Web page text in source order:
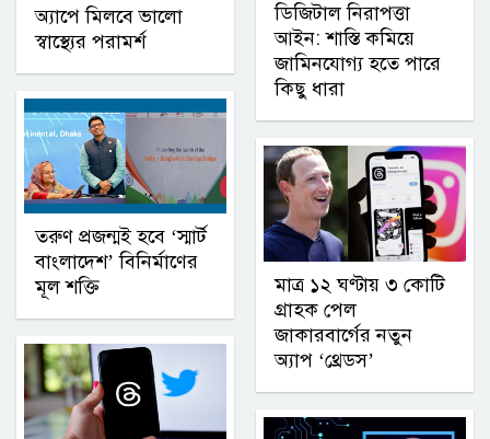
অ্যাপে মিলবে ভালো
স্বাস্থ্যের পরামর্শ
তরুণ প্রজন্মই হবে ‘স্মার্ট
বাংলাদেশ’ বিনির্মাণের
মূল শক্তি
ডিজিটাল নিরাপত্তা
আইন: শাস্তি কমিয়ে
জামিনযোগ্য হতে পারে
কিছু ধারা
মাত্র ১২ ঘণ্টায় ৩ কোটি
গ্রাহক পেল
জাকারবার্গের নতুন
অ্যাপ ‘থ্রেডস’